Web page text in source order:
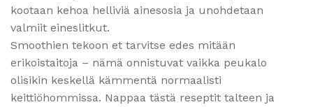
kootaan kehoa helliviä ainesosia ja unohdetaan
valmiit eineslitkut.
Smoothien tekoon et tarvitse edes mitään
erikoistaitoja – nämä onnistuvat vaikka peukalo
olisikin keskellä kämmentä normaalisti
keittiöhommissa. Nappaa tästä reseptit talteen ja